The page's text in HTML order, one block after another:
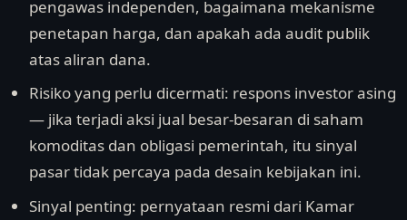
pengawas independen, bagaimana mekanisme
penetapan harga, dan apakah ada audit publik
atas aliran dana.
Risiko yang perlu dicermati: respons investor asing
— jika terjadi aksi jual besar-besaran di saham
komoditas dan obligasi pemerintah, itu sinyal
pasar tidak percaya pada desain kebijakan ini.
Sinyal penting: pernyataan resmi dari Kamar